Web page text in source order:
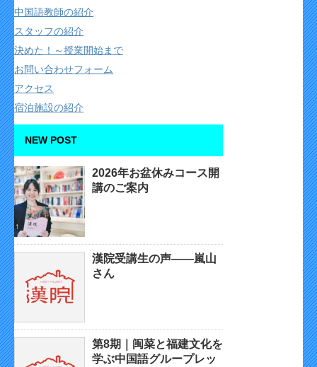
中国語教師の紹介
スタッフの紹介
決めた！～授業開始まで
お問い合わせフォーム
アクセス
宿泊施設の紹介
NEW POST
2026年お盆休みコース開
講のご案内
漢院受講生の声——嵐山
さん
第8期｜闽菜と福建文化を
学ぶ中国語グループレッ